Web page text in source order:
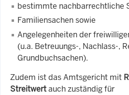
bestimmte nachbarrechtliche
Familiensachen sowie
Angelegenheiten der
(u.a. Betreuungs-, Nachlass-,
Grundbuchsachen).
Zudem ist das Amtsgericht mit
Streitwertauch zuständig für